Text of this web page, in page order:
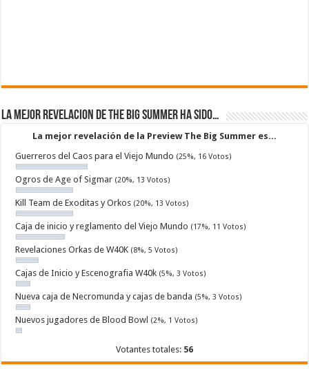
La mejor revelacion de The Big Summer ha sido…
La mejor revelación de la Preview The Big Summer es...
Guerreros del Caos para el Viejo Mundo (25%, 16 Votos)
Ogros de Age of Sigmar (20%, 13 Votos)
Kill Team de Exoditas y Orkos (20%, 13 Votos)
Caja de inicio y reglamento del Viejo Mundo (17%, 11 Votos)
Revelaciones Orkas de W40K (8%, 5 Votos)
Cajas de Inicio y Escenografia W40k (5%, 3 Votos)
Nueva caja de Necromunda y cajas de banda (5%, 3 Votos)
Nuevos jugadores de Blood Bowl (2%, 1 Votos)
Votantes totales: 56